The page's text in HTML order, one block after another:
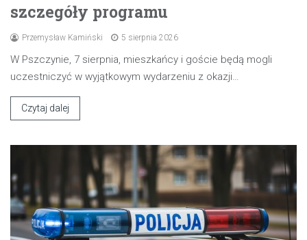
szczegóły programu
Przemysław Kamiński 5 sierpnia 2026
W Pszczynie, 7 sierpnia, mieszkańcy i goście będą mogli
uczestniczyć w wyjątkowym wydarzeniu z okazji…
Czytaj dalej